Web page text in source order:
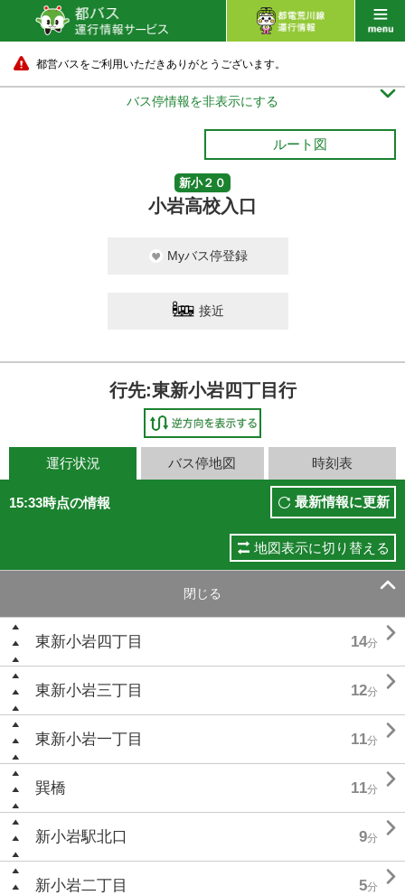
都営バスをご利用いただきありがとうございます。
バス停情報を非表示にする 
ルート図
新小２０
小岩高校入口
Myバス停登録
接近
行先:東新小岩四丁目行
運行状況 バス停地図 時刻表
15:33時点の情報 最新情報に更新
地図表示に切り替える
閉じる 
東新小岩四丁目 14分 
東新小岩三丁目 12分 
東新小岩一丁目 11分 
巽橋 11分 
新小岩駅北口 9分 
新小岩二丁目 5分 